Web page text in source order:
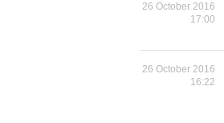
26 October 2016
17:00
26 October 2016
16:22